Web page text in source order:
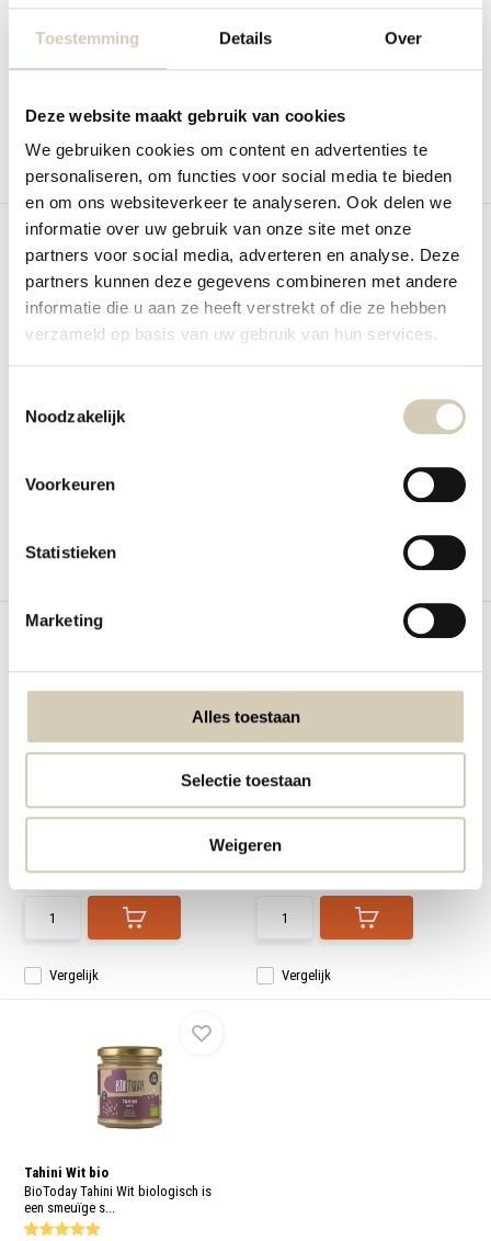
Toestemming Details Over
Deze website maakt gebruik van cookies
We gebruiken cookies om content en advertenties te
personaliseren, om functies voor social media te bieden
en om ons websiteverkeer te analyseren. Ook delen we
informatie over uw gebruik van onze site met onze
partners voor social media, adverteren en analyse. Deze
partners kunnen deze gegevens combineren met andere
informatie die u aan ze heeft verstrekt of die ze hebben
verzameld op basis van uw gebruik van hun services.
Noodzakelijk
Voorkeuren
Statistieken
Marketing
Alles toestaan
Selectie toestaan
Weigeren
van Consenza i...
Vergelijk Vergelijk
4,59
BioToday glutenvrije kokosmelk
Laatste kans!
ons assort...
Vergelijk
2,30
Salademix Italiaans bio
Italiaans
Vergelijk
Op voorraad
6,29
Tahini Wit bio
BioToday Tahini Wit biologisch is
een smeuïge s...